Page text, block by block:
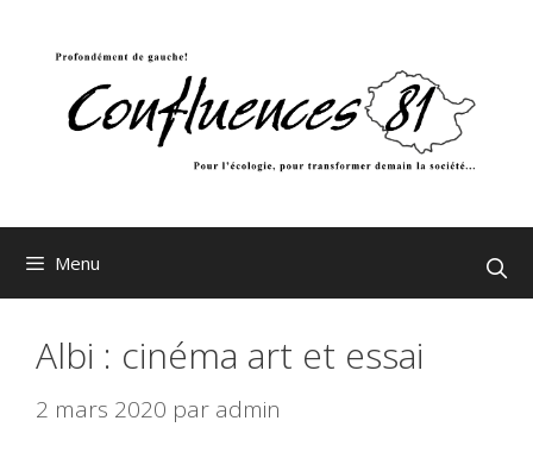
Menu
Albi : cinéma art et essai
2 mars 2020 par admin